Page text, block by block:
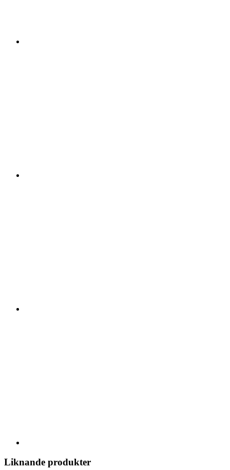
Liknande produkter